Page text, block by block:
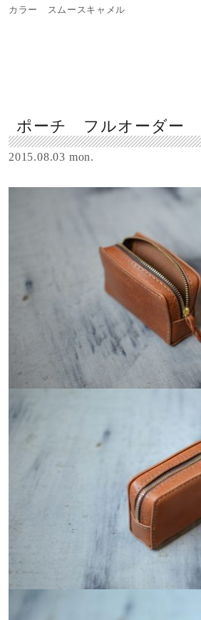
カラー スムースキャメル
ポーチ フルオーダー
2015.08.03 mon.